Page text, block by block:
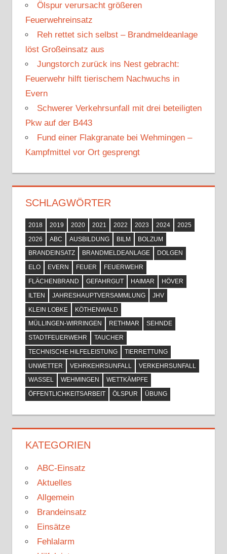
Ölspur verursacht größeren
Feuerwehreinsatz
Reh rettet sich selbst – Brandmeldeanlage
löst Großeinsatz aus
Jungstorch zurück ins Nest gebracht:
Feuerwehr hilft tierischem Nachwuchs in
Evern
Schwerer Verkehrsunfall mit drei beteiligten
Pkw auf der B443
Fund einer Flakgranate bei Wehmingen –
Kampfmittel vor Ort gesprengt
SCHLAGWÖRTER
2018 2019 2020 2021 2022 2023 2024
2025
2026
ABC AUSBILDUNG BILM
BOLZUM
BRANDEINSATZ
BRANDMELDEANLAGE
DOLGEN
ELO
EVERN FEUER
FEUERWEHR
FLÄCHENBRAND
GEFAHRGUT HAIMAR
HÖVER
ILTEN
JAHRESHAUPTVERSAMMLUNG
JHV
KLEIN LOBKE
KÖTHENWALD
MÜLLINGEN-WIRRINGEN
RETHMAR
SEHNDE
STADTFEUERWEHR
TAUCHER
TECHNISCHE HILFELEISTUNG
TIERRETTUNG
UNWETTER
VEHRKEHRSUNFALL
VERKEHRSUNFALL
WASSEL
WEHMINGEN
WETTKÄMPFE
ÖFFENTLICHKEITSARBEIT
ÖLSPUR ÜBUNG
KATEGORIEN
ABC-Einsatz
Aktuelles
Allgemein
Brandeinsatz
Einsätze
Fehlalarm